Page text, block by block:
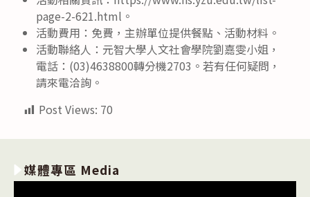
page-2-621.html。
活動費用：免費，主辦單位提供餐點、活動材料。
活動聯絡人：元智大學人文社會學院劉嘉雯小姐，
電話：(03)4638800轉分機2703。若有任何疑問，
請來電洽詢。
Post Views: 70
媒體專區 Media